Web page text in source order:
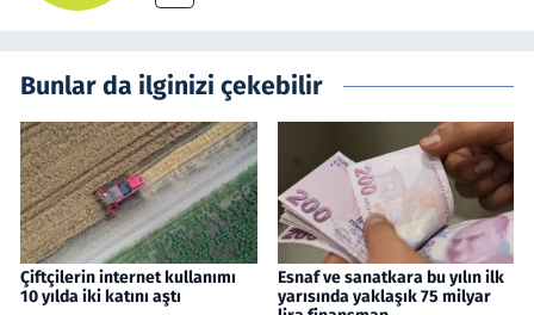
Bunlar da ilginizi çekebilir
Çiftçilerin internet kullanımı
10 yılda iki katını aştı
Esnaf ve sanatkara bu yılın ilk
yarısında yaklaşık 75 milyar